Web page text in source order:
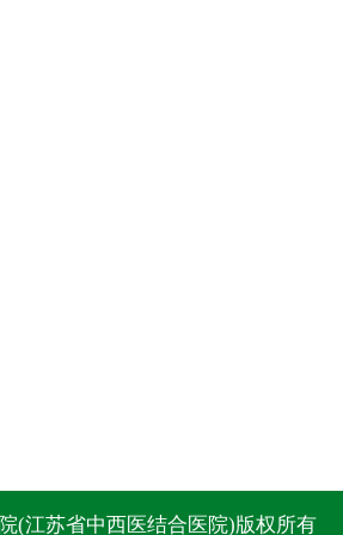
(江苏省中西医结合医院)版权所有